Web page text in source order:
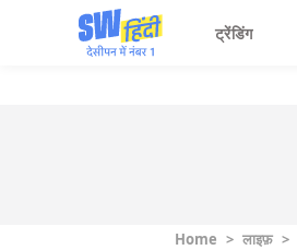
ट्रेंडिंग
Home > लाइफ़ >